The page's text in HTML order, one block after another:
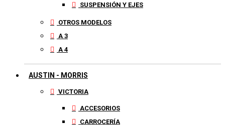
SUSPENSIÓN Y EJES
OTROS MODELOS
A 3
A 4
AUSTIN - MORRIS
VICTORIA
ACCESORIOS
CARROCERÍA